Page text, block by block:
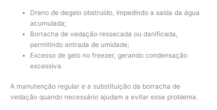
Dreno de degelo obstruído, impedindo a saída da água
acumulada;
Borracha de vedação ressecada ou danificada,
permitindo entrada de umidade;
Excesso de gelo no freezer, gerando condensação
excessiva.
A manutenção regular e a substituição da borracha de
vedação quando necessário ajudam a evitar esse problema.